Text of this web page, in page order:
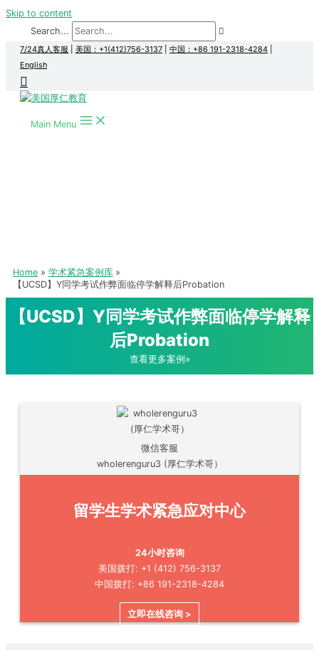
Skip to content
Search...
7/24真人客服 美国：+1(412)756-3137 中国：+86 191-2318-4284
English
Main Menu
Home
学术紧急案例库
【UCSD】Y同学考试作弊面临停学解释后Probation
【UCSD】Y同学考试作弊面临停学解释
后Probation
查看更多案例»
微信客服
wholerenguru3 (厚仁学术哥）
留学生学术紧急应对中心
24小时咨询
美国拨打: +1 (412) 756-3137
中国拨打: +86 191-2318-4284
立即在线咨询 >